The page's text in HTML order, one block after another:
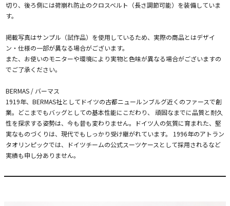
切り、後ろ側には荷崩れ防止のクロスベルト（長さ調節可能）を装備していま
す。
掲載写真はサンプル（試作品）を使用しているため、実際の商品とはデザイ
ン・仕様の一部が異なる場合がございます。
また、お使いのモニターや環境により実物と色味が異なる場合がございますの
でご了承ください。
BERMAS / バーマス
1919年、BERMAS社としてドイツの古都ニュールンブルグ近くのファースで創
業。どこまでもバッグとしての基本性能にこだわり、 頑固なまでに品質と耐久
性を探求する姿勢は、今も昔も変わりません。ドイツ人の気質に育まれた、堅
実なものづくりは、現代でもしっかり受け継がれています。 1996年のアトラン
タオリンピックでは、ドイツチームの公式スーツケースとして採用されるなど
実績も申し分ありません。